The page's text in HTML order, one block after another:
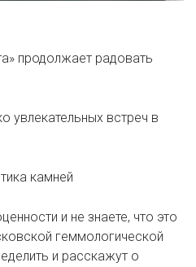
продолжает радовать
увлекательных встреч в
камней
и не знаете, что это
геммологической
и расскажут о